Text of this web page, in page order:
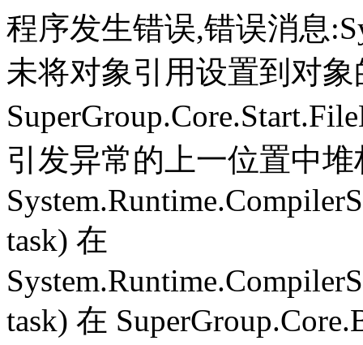
程序发生错误,错误消息
未将对象引用设置到对
引发异常的上一位置中
task) 在
task) 在